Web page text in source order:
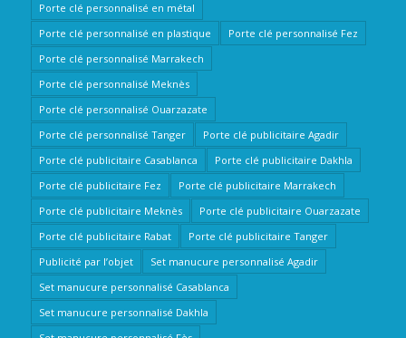
Porte clé personnalisé en métal
Porte clé personnalisé en plastique
Porte clé personnalisé Fez
Porte clé personnalisé Marrakech
Porte clé personnalisé Meknès
Porte clé personnalisé Ouarzazate
Porte clé personnalisé Tanger
Porte clé publicitaire Agadir
Porte clé publicitaire Casablanca
Porte clé publicitaire Dakhla
Porte clé publicitaire Fez
Porte clé publicitaire Marrakech
Porte clé publicitaire Meknès
Porte clé publicitaire Ouarzazate
Porte clé publicitaire Rabat
Porte clé publicitaire Tanger
Publicité par l’objet
Set manucure personnalisé Agadir
Set manucure personnalisé Casablanca
Set manucure personnalisé Dakhla